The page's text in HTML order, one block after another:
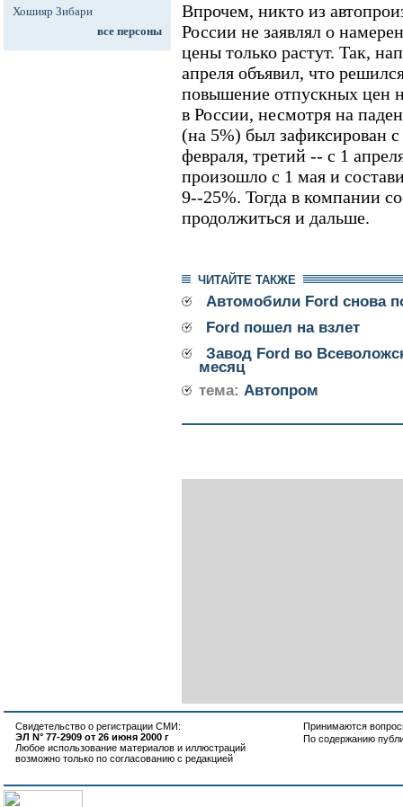
Хошияр Зибари
все персоны
Впрочем, никто из
России не заявлял о
цены только растут. Так,
апреля объявил, что
повышение отпускных цен
в России, несмотря на
(на 5%) был зафиксирован с
февраля, третий -- с 1
произошло с 1 мая и
9--25%. Тогда в компании
продолжиться и дальше.
ЧИТАЙТЕ ТАКЖЕ
Автомобили Ford снова
Ford пошел на взлет
Завод Ford во
месяц
тема: Автопром
Свидетельство о регистрации СМИ:
ЭЛ N° 77-2909 от 26 июня 2000 г
Любое использование материалов и иллюстраций
возможно только по согласованию с редакцией
Принимаются
По содержанию